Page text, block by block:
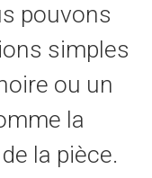
pouvons
simples
ou un
la
la pièce.